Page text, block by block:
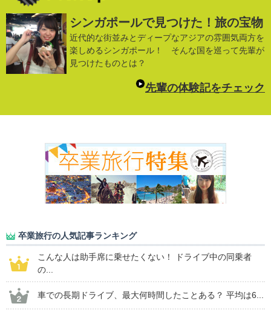
シンガポールで見つけた！旅の宝物
近代的な街並みとディープなアジアの雰囲気両方を
楽しめるシンガポール！ そんな国を巡って先輩が
見つけたものとは？
先輩の体験記をチェック
卒業旅行の人気記事ランキング
こんな人は助手席に乗せたくない！ ドライブ中の同乗者
の...
車での長期ドライブ、最大何時間したことある？ 平均は6...